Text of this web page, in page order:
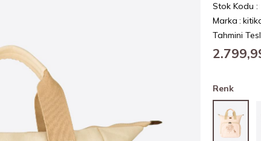
Stok Kodu
Marka :
Tahmini
Renk